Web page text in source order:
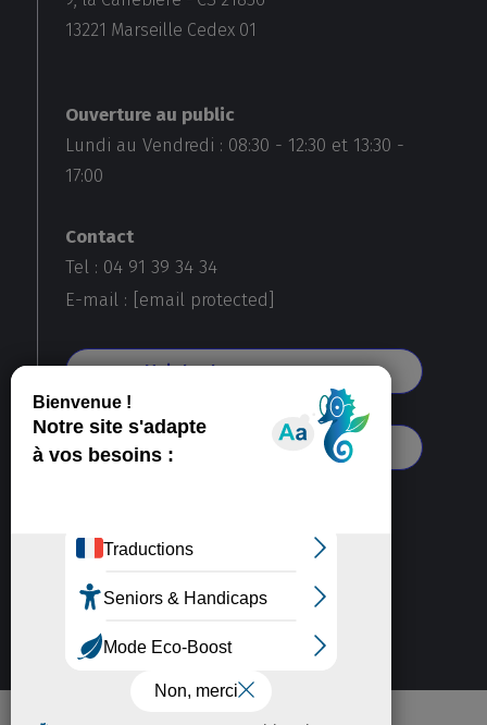
13221 Marseille Cedex 01
Ouverture au public
Lundi au Vendredi : 08:30 - 12:30 et 13:30 -
17:00
Contact
Tel : 04 91 39 34 34
E-mail :
[email protected]
Voir toutes nos agences
S'abonner à notre newsletter